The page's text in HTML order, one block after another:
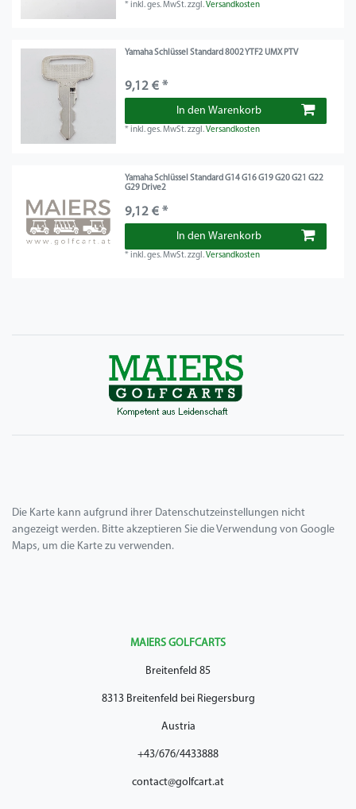
*inkl. ges. MwSt.zzgl.Versandkosten
Yamaha Schlüssel Standard 8002 YTF2 UMX PTV
9,12 € *
In den Warenkorb
*inkl. ges. MwSt.zzgl.Versandkosten
Yamaha Schlüssel Standard G14 G16 G19 G20 G21 G22
G29 Drive2
9,12 € *
In den Warenkorb
*inkl. ges. MwSt.zzgl.Versandkosten
Die Karte kann aufgrund ihrer Datenschutzeinstellungen nicht
angezeigt werden. Bitte akzeptieren Sie die Verwendung von Google
Maps, um die Karte zu verwenden.
MAIERS GOLFCARTS
Breitenfeld 85
8313 Breitenfeld bei Riegersburg
Austria
+43/676/4433888
contact@golfcart.at